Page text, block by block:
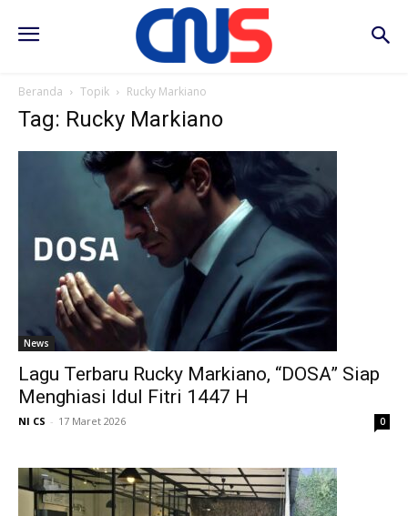
Beranda Topik Rucky Markiano
Tag: Rucky Markiano
News
Lagu Terbaru Rucky Markiano, “DOSA” Siap
Menghiasi Idul Fitri 1447 H
NI CS - 17 Maret 2026 0